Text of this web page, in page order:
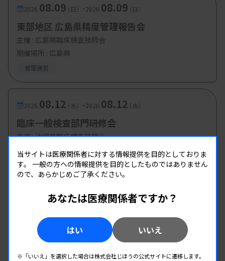
2026. 08.09（日） -2026. 08.09（日）
東部地区 広島県精度管理報告会
主催 : 広島県臨床検査技師会
開催場所 : 広島県
管理運営
2026. 08.12（水） -2026. 08.12（水）
臨床一般検査部門研修会
主催 :沖縄県臨床検査技師会
開催場所 : WEB
一般
当サイトは医療関係者に対する情報提供を目的としておりま
す。 一般の方への情報提供を目的としたものではありません
ので、あらかじめご了承ください。
あなたは医療関係者ですか？
はい いいえ
※「いいえ」を選択した場合は株式会社じほうの公式サイトに遷移します。